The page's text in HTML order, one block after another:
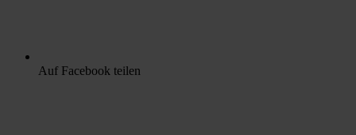
Auf Facebook teilen